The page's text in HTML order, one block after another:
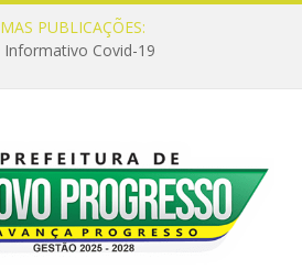
PUBLICAÇÕES:
Covid-19